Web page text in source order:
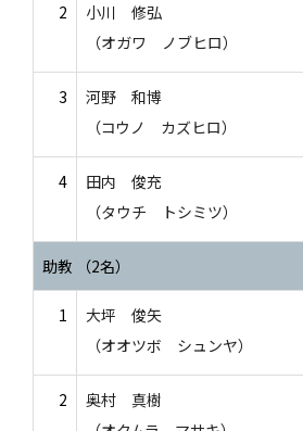
2
小川 修弘
（オガワ ノブヒロ）
3
河野 和博
（コウノ カズヒロ）
4
田内 俊充
（タウチ トシミツ）
助教 （2名）
1
大坪 俊矢
（オオツボ シュンヤ）
2
奥村 真樹